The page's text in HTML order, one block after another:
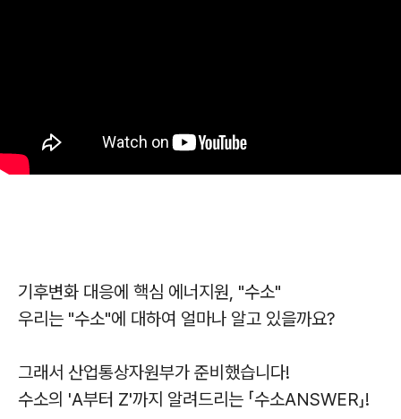
기후변화 대응에 핵심 에너지원, "수소"
우리는 "수소"에 대하여 얼마나 알고 있을까요?
그래서 산업통상자원부가 준비했습니다!
수소의 'A부터 Z'까지 알려드리는 「수소ANSWER」!